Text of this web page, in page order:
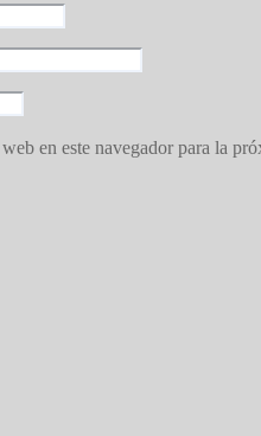
en este navegador para la